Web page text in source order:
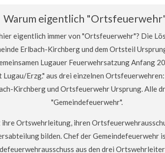
Warum eigentlich
eigentlich immer von "Ortsfeuerwehr"? Die
Erlbach-Kirchberg und dem Ortsteil
Lugauer Feuerwehrsatzung Anfang
Lugau/Erzg." aus drei einzelnen
Kirchberg und Ortsfeuerwehr Ursprung. Alle
"Gemeindefeuerwehr".
Ortswehrleitung, ihren
bilden. Chef der Gemeindefeuerwehr
aus den drei